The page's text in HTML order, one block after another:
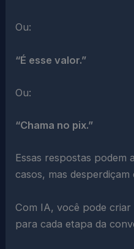
Ou:
“É esse valor.”
Ou:
“Chama no pix.”
Essas respostas podem
casos, mas
Com IA, você pode criar
para cada etapa da